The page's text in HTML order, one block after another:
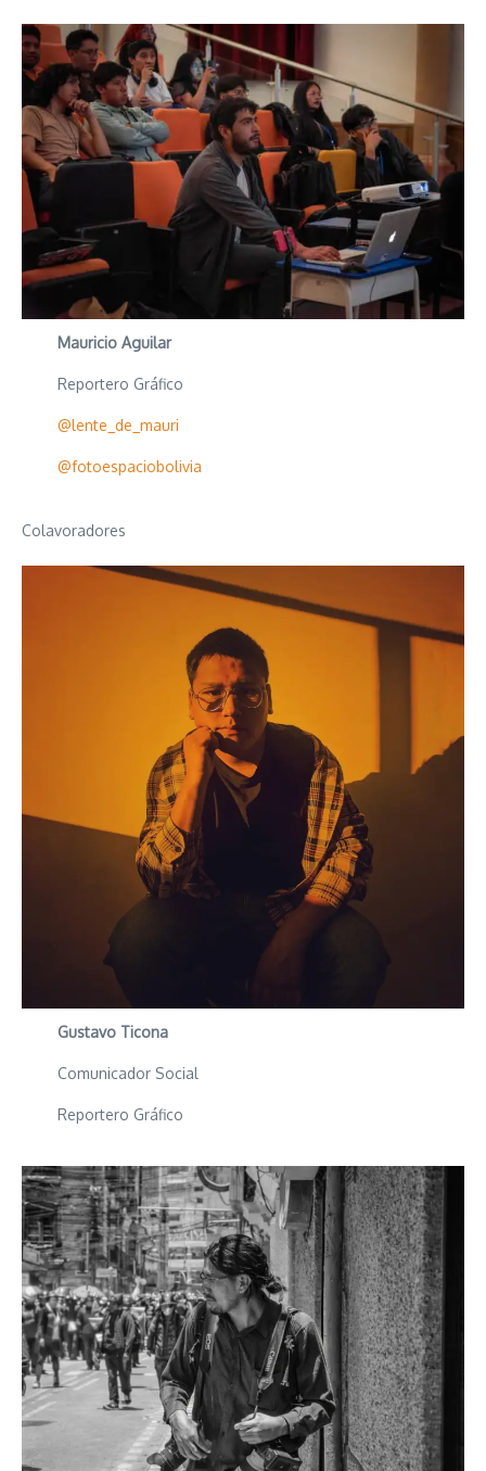
Mauricio Aguilar
Reportero Gráfico
@lente_de_mauri
@fotoespaciobolivia
Colavoradores
Gustavo Ticona
Comunicador Social
Reportero Gráfico